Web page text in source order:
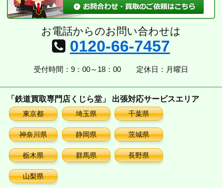
お電話からのお問い合わせは
0120-66-7457
受付時間：9：00～18：00 定休日：月曜日
「鉄道買取専門店くじら堂」 出張対応サービスエリア
東京都 埼玉県 千葉県
神奈川県 静岡県 茨城県
栃木県 群馬県 長野県
山梨県